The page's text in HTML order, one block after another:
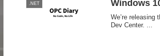
.NET Windows
We’re releasing
Dev Center. ...